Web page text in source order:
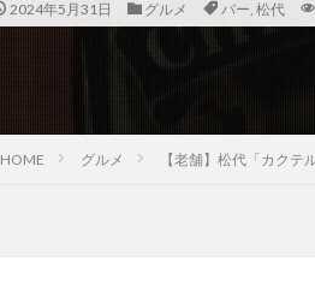
2024年5月31日 グルメ バー, 松代
HOME グルメ 【老舗】松代「カク